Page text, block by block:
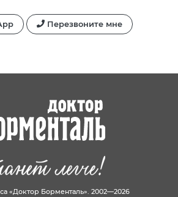
Перезвоните мне
«Доктор Борменталь». 2002—2026